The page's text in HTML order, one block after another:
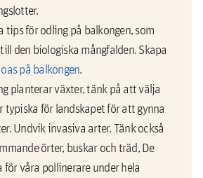
tips för odling på balkongen, som
den biologiska mångfalden. Skapa
på balkongen.
planterar växter, tänk på att välja
typiska för landskapet för att gynna
Undvik invasiva arter. Tänk också
örter, buskar och träd, De
för våra pollinerare under hela